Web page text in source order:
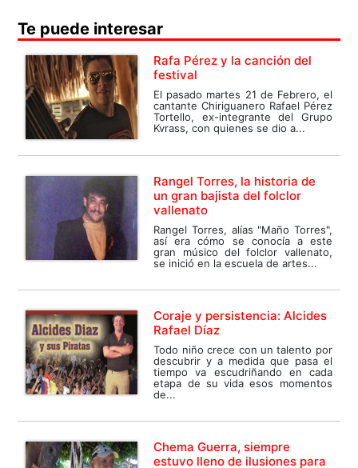
Te puede interesar
Rafa Pérez y la canción del
festival
El pasado martes 21 de Febrero, el
cantante Chiriguanero Rafael Pérez
Tortello, ex-integrante del Grupo
Kvrass, con quienes se dio a...
Rangel Torres, la historia de
un gran bajista del folclor
vallenato
Rangel Torres, alías "Maño Torres",
así era cómo se conocía a este
gran músico del folclor vallenato,
se inició en la escuela de artes...
Coraje y persistencia: Alcides
Rafael Díaz
Todo niño crece con un talento por
descubrir y a medida que pasa el
tiempo va escudriñando en cada
etapa de su vida esos momentos
de...
Chema Guerra, siempre
estuvo lleno de ilusiones para